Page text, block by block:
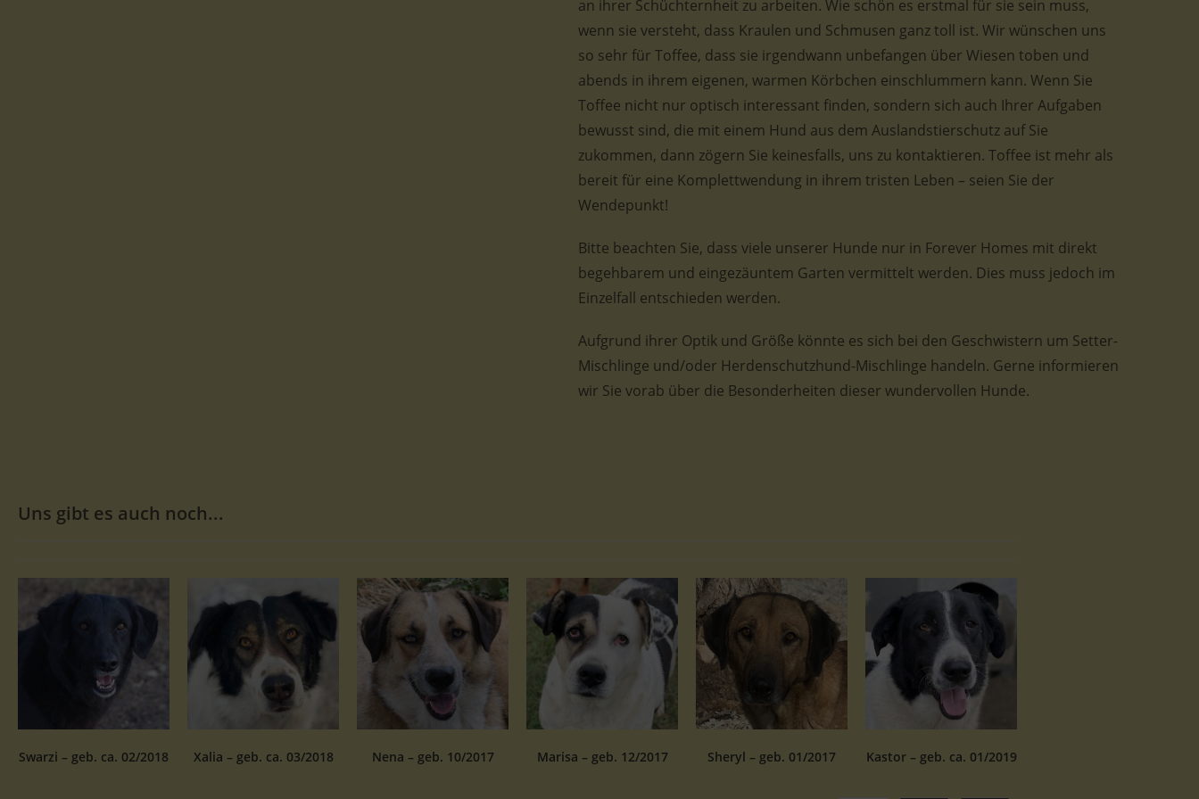
an ihrer Schüchternheit zu arbeiten. Wie schön es erstmal für sie sein muss,
wenn sie versteht, dass Kraulen und Schmusen ganz toll ist. Wir wünschen uns
so sehr für Toffee, dass sie irgendwann unbefangen über Wiesen toben und
abends in ihrem eigenen, warmen Körbchen einschlummern kann. Wenn Sie
Toffee nicht nur optisch interessant finden, sondern sich auch Ihrer Aufgaben
bewusst sind, die mit einem Hund aus dem Auslandstierschutz auf Sie
zukommen, dann zögern Sie keinesfalls, uns zu kontaktieren. Toffee ist mehr als
bereit für eine Komplettwendung in ihrem tristen Leben – seien Sie der
Wendepunkt!
Bitte beachten Sie, dass viele unserer Hunde nur in Forever Homes mit direkt
begehbarem und eingezäuntem Garten vermittelt werden. Dies muss jedoch im
Einzelfall entschieden werden.
Aufgrund ihrer Optik und Größe könnte es sich bei den Geschwistern um Setter-
Mischlinge und/oder Herdenschutzhund-Mischlinge handeln. Gerne informieren
wir Sie vorab über die Besonderheiten dieser wundervollen Hunde.
Uns gibt es auch noch...
Swarzi – geb. ca. 02/2018 Xalia – geb. ca. 03/2018 Nena – geb. 10/2017 Marisa – geb. 12/2017 Sheryl – geb. 01/2017 Kastor – geb. ca. 01/2019